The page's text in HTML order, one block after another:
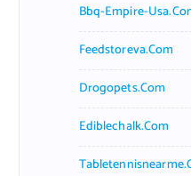
Bbq-Empire-
Feedstoreva.com
Drogopets.com
Ediblechalk.com